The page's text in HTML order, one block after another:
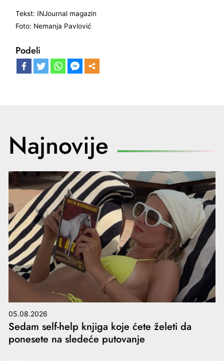
Tekst: INJournal magazin
Foto: Nemanja Pavlović
Podeli
Najnovije
05.08.2026
Sedam self-help knjiga koje ćete želeti da
ponesete na sledeće putovanje